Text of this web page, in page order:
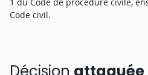
Code civil.
Décision attaquée